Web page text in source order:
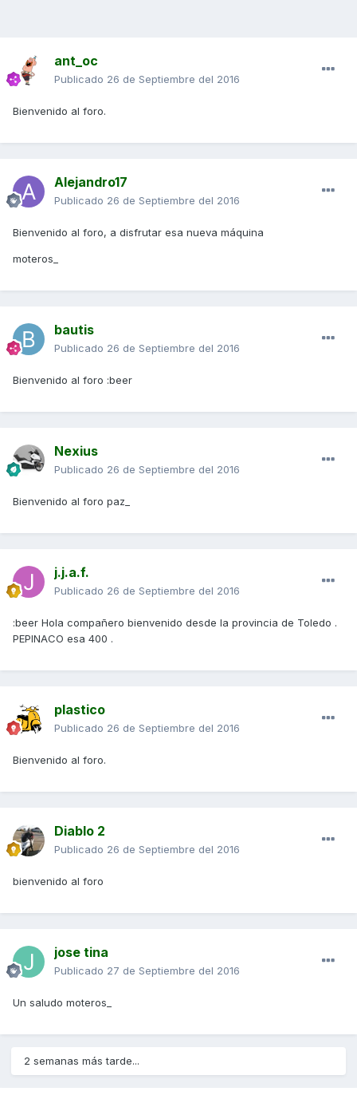
ant_oc
Publicado 26 de Septiembre del 2016
Bienvenido al foro.
Alejandro17
Publicado 26 de Septiembre del 2016
Bienvenido al foro, a disfrutar esa nueva máquina
moteros_
bautis
Publicado 26 de Septiembre del 2016
Bienvenido al foro :beer
Nexius
Publicado 26 de Septiembre del 2016
Bienvenido al foro paz_
j.j.a.f.
Publicado 26 de Septiembre del 2016
:beer Hola compañero bienvenido desde la provincia de Toledo .
PEPINACO esa 400 .
plastico
Publicado 26 de Septiembre del 2016
Bienvenido al foro.
Diablo 2
Publicado 26 de Septiembre del 2016
bienvenido al foro
jose tina
Publicado 27 de Septiembre del 2016
Un saludo moteros_
2 semanas más tarde...